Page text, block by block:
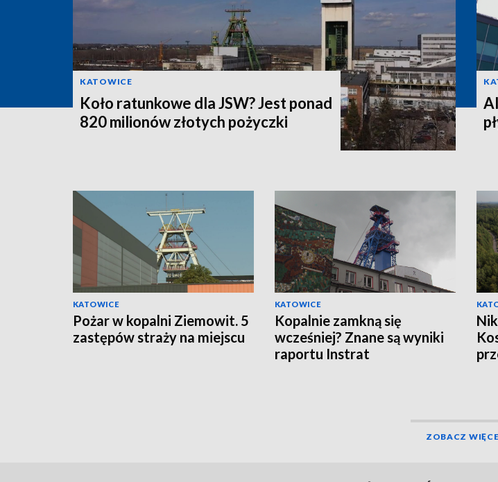
KATOWICE
Koło ratunkowe dla JSW? Jest ponad
820 milionów złotych pożyczki
KATOWICE
Pożar w kopalni Ziemowit. 5
zastępów straży na miejscu
KATOWICE
Kopalnie zamkną się
wcześniej? Znane są wyniki
raportu Instrat
ZOBACZ